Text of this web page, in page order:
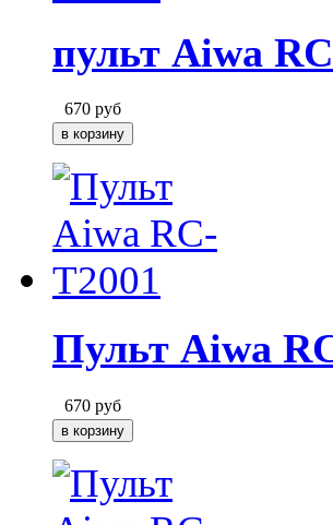
пульт Aiwa
670 руб
Пульт Aiwa
670 руб